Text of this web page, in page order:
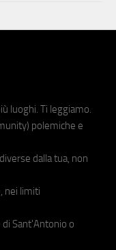
luoghi. Ti leggiamo.
polemiche e
dalla tua, non
nei limiti
Sant'Antonio o